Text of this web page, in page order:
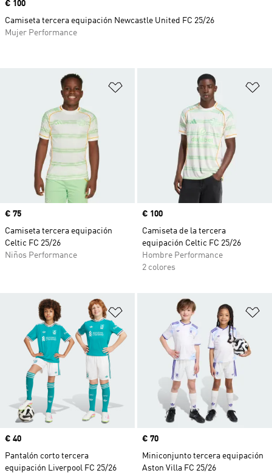
Añadir a la lista de deseos
Precio
€ 75
Camiseta tercera equipación
Celtic FC 25/26
Niños Performance
Precio
€ 100
Camiseta de la tercera
equipación Celtic FC 25/26
Hombre Performance
2 colores
Añadir a la lista de deseos
Precio
€ 40
Pantalón corto tercera
equipación Liverpool FC 25/26
Precio
€ 70
Miniconjunto tercera equipación
Aston Villa FC 25/26
Precio
€ 100
Camiseta tercera equipación Newcastle United FC 25/26
Mujer Performance